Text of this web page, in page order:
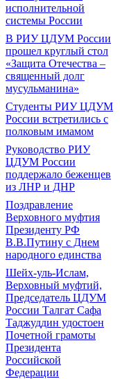
исполнительной
системы России
В РИУ ЦДУМ России
прошел круглый стол
«Защита Отечества –
священный долг
мусульманина»
Студенты РИУ ЦДУМ
России встретились с
полковым имамом
Руководство РИУ
ЦДУМ России
поддержало беженцев
из ЛНР и ДНР
Поздравление
Верховного муфтия
Президенту РФ
В.В.Путину с Днем
народного единства
Шейх-уль-Ислам,
Верховный муфтий,
Председатель ЦДУМ
России Талгат Сафа
Таджуддин удостоен
Почетной грамоты
Президента
Российской
Федерации